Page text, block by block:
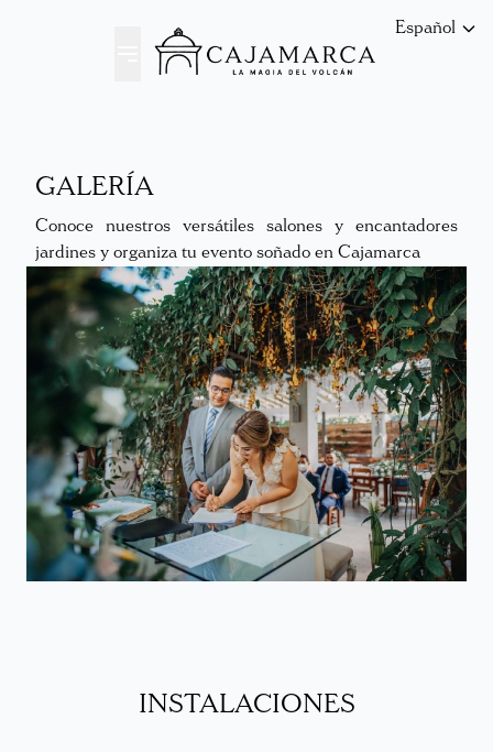
Español
GALERÍA
Conoce nuestros versátiles salones y encantadores
jardines y organiza tu evento soñado en Cajamarca
INSTALACIONES